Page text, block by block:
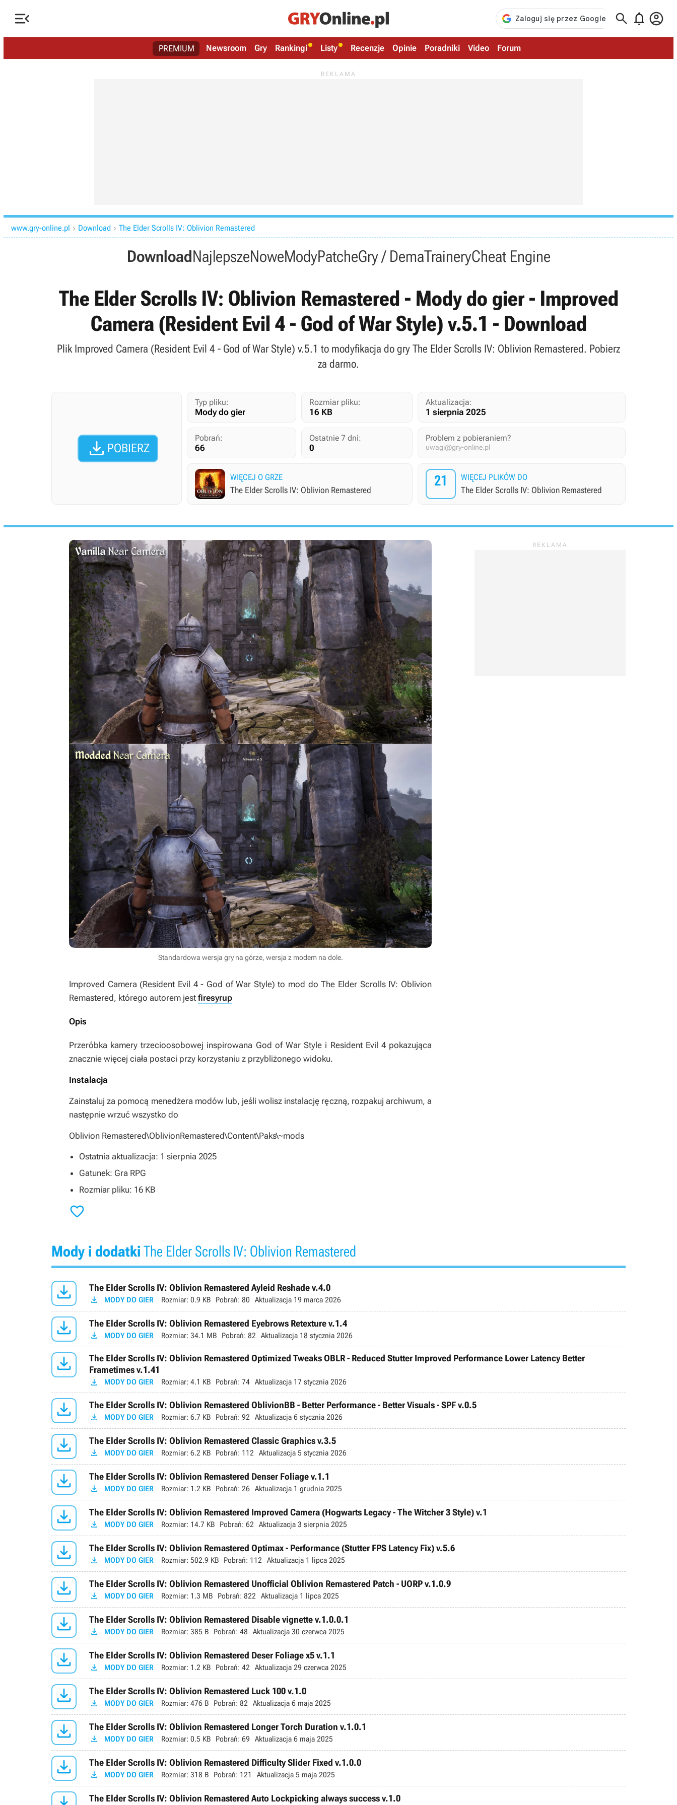
   
PREMIUM Newsroom Gry Rankingi Listy Recenzje Opinie Poradniki Video Forum
www.gry-online.pl  Download  The Elder Scrolls IV: Oblivion Remastered
DownloadNajlepszeNoweModyPatcheGry / DemaTraineryCheat Engine
The Elder Scrolls IV: Oblivion Remastered - Mody do gier - Improved
Camera (Resident Evil 4 - God of War Style) v.5.1 - Download
Plik Improved Camera (Resident Evil 4 - God of War Style) v.5.1 to modyfikacja do gry The Elder Scrolls IV: Oblivion Remastered. Pobierz
za darmo.
 POBIERZ
Typ pliku:
Mody do gier
Rozmiar pliku:
16 KB
Aktualizacja:
1 sierpnia 2025
Pobrań:
66
Ostatnie 7 dni:
0
Problem z pobieraniem?
uwagi@gry-online.pl
WIĘCEJ O GRZE
The Elder Scrolls IV: Oblivion Remastered
21 WIĘCEJ PLIKÓW DO
The Elder Scrolls IV: Oblivion Remastered
Standardowa wersja gry na górze, wersja z modem na dole.
Improved Camera (Resident Evil 4 - God of War Style)to mod doThe Elder Scrolls IV: Oblivion
Remastered, którego autorem jest firesyrup
Opis
Przeróbka kamery trzecioosobowej inspirowana God of War Style i Resident Evil 4pokazująca
znacznie więcej ciała postaci przy korzystaniu z przybliżonego widoku.
Instalacja
Zainstaluj za pomocą menedżera modów lub, jeśli wolisz instalację ręczną, rozpakuj archiwum, a
następnie wrzuć wszystko do
Oblivion Remastered\OblivionRemastered\Content\Paks\~mods
Ostatnia aktualizacja: 1 sierpnia 2025
Gatunek: Gra RPG
Rozmiar pliku: 16 KB

Mody i dodatkiThe Elder Scrolls IV: Oblivion Remastered
 The Elder Scrolls IV: Oblivion Remastered Ayleid Reshade v.4.0
 MODY DO GIER Rozmiar: 0.9 KB Pobrań: 80 Aktualizacja 19 marca 2026
 The Elder Scrolls IV: Oblivion Remastered Eyebrows Retexture v.1.4
 MODY DO GIER Rozmiar: 34.1 MB Pobrań: 82 Aktualizacja 18 stycznia 2026

The Elder Scrolls IV: Oblivion Remastered Optimized Tweaks OBLR - Reduced Stutter Improved Performance Lower Latency Better
Frametimes v.1.41
 MODY DO GIER Rozmiar: 4.1 KB Pobrań: 74 Aktualizacja 17 stycznia 2026
 The Elder Scrolls IV: Oblivion Remastered OblivionBB - Better Performance - Better Visuals - SPF v.0.5
 MODY DO GIER Rozmiar: 6.7 KB Pobrań: 92 Aktualizacja 6 stycznia 2026
 The Elder Scrolls IV: Oblivion Remastered Classic Graphics v.3.5
 MODY DO GIER Rozmiar: 6.2 KB Pobrań: 112 Aktualizacja 5 stycznia 2026
 The Elder Scrolls IV: Oblivion Remastered Denser Foliage v.1.1
 MODY DO GIER Rozmiar: 1.2 KB Pobrań: 26 Aktualizacja 1 grudnia 2025
 The Elder Scrolls IV: Oblivion Remastered Improved Camera (Hogwarts Legacy - The Witcher 3 Style) v.1
 MODY DO GIER Rozmiar: 14.7 KB Pobrań: 62 Aktualizacja 3 sierpnia 2025
 The Elder Scrolls IV: Oblivion Remastered Optimax - Performance (Stutter FPS Latency Fix) v.5.6
 MODY DO GIER Rozmiar: 502.9 KB Pobrań: 112 Aktualizacja 1 lipca 2025
 The Elder Scrolls IV: Oblivion Remastered Unofficial Oblivion Remastered Patch - UORP v.1.0.9
 MODY DO GIER Rozmiar: 1.3 MB Pobrań: 822 Aktualizacja 1 lipca 2025
 The Elder Scrolls IV: Oblivion Remastered Disable vignette v.1.0.0.1
 MODY DO GIER Rozmiar: 385 B Pobrań: 48 Aktualizacja 30 czerwca 2025
 The Elder Scrolls IV: Oblivion Remastered Deser Foliage x5 v.1.1
 MODY DO GIER Rozmiar: 1.2 KB Pobrań: 42 Aktualizacja 29 czerwca 2025
 The Elder Scrolls IV: Oblivion Remastered Luck 100 v.1.0
 MODY DO GIER Rozmiar: 476 B Pobrań: 82 Aktualizacja 6 maja 2025
 The Elder Scrolls IV: Oblivion Remastered Longer Torch Duration v.1.0.1
 MODY DO GIER Rozmiar: 0.5 KB Pobrań: 69 Aktualizacja 6 maja 2025
 The Elder Scrolls IV: Oblivion Remastered Difficulty Slider Fixed v.1.0.0
 MODY DO GIER Rozmiar: 318 B Pobrań: 121 Aktualizacja 5 maja 2025
The Elder Scrolls IV: Oblivion Remastered Auto Lockpicking always success v.1.0